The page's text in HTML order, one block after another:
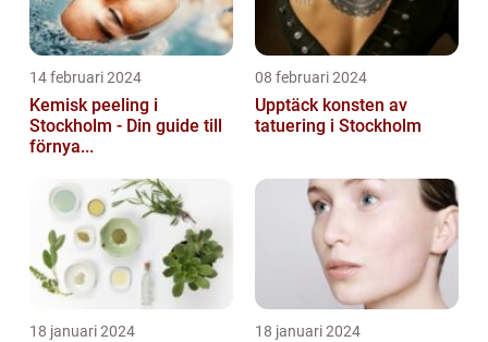
14 februari 2024
Kemisk peeling i
Stockholm - Din guide till
förnya...
08 februari 2024
Upptäck konsten av
tatuering i Stockholm
18 januari 2024 18 januari 2024